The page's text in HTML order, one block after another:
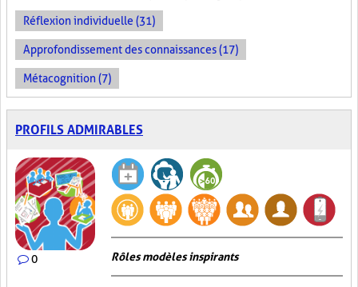
Réflexion individuelle (31)
Approfondissement des connaissances (17)
Métacognition (7)
PROFILS ADMIRABLES
0 Rôles modèles inspirants